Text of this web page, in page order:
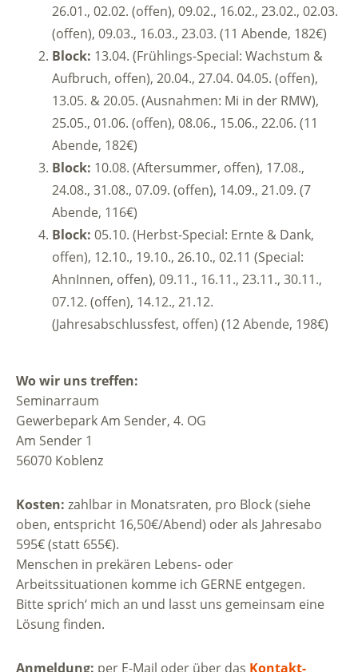
26.01., 02.02. (offen), 09.02., 16.02., 23.02., 02.03.
(offen), 09.03., 16.03., 23.03. (11 Abende, 182€)
Block: 13.04. (Frühlings-Special: Wachstum &
Aufbruch, offen), 20.04., 27.04. 04.05. (offen),
13.05. & 20.05. (Ausnahmen: Mi in der RMW),
25.05., 01.06. (offen), 08.06., 15.06., 22.06. (11
Abende, 182€)
Block: 10.08. (Aftersummer, offen), 17.08.,
24.08., 31.08., 07.09. (offen), 14.09., 21.09. (7
Abende, 116€)
Block: 05.10. (Herbst-Special: Ernte & Dank,
offen), 12.10., 19.10., 26.10., 02.11 (Special:
AhnInnen, offen), 09.11., 16.11., 23.11., 30.11.,
07.12. (offen), 14.12., 21.12.
(Jahresabschlussfest, offen) (12 Abende, 198€)
Wo wir uns treffen:
Seminarraum
Gewerbepark Am Sender, 4. OG
Am Sender 1
56070 Koblenz
Kosten: zahlbar in Monatsraten, pro Block (siehe
oben, entspricht 16,50€/Abend) oder als Jahresabo
595€ (statt 655€).
Menschen in prekären Lebens- oder
Arbeitssituationen komme ich GERNE entgegen.
Bitte sprich‘ mich an und lasst uns gemeinsam eine
Lösung finden.
Anmeldung: per E-Mail oder über das Kontakt-